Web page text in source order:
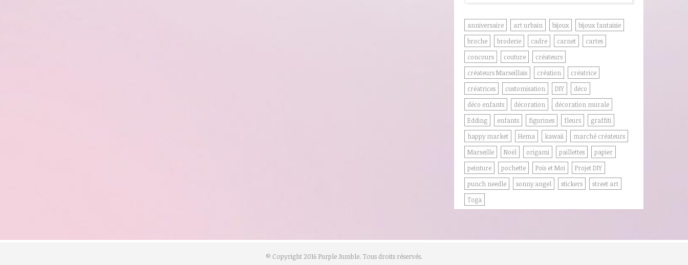
anniversaire art urbain bijoux
bijoux fantaisie
broche
broderie cadre carnet
cartes
concours
couture
créateurs
créateurs Marseillais
création
créatrice
créatrices
customisation DIY
déco
déco enfants
décoration
décoration murale
Edding
enfants figurines fleurs
graffiti
happy market
Hema kawaii
marché créateurs
Marseille
Noël origami paillettes
papier
peinture
pochette Pois et Moi
Projet DIY
punch needle
sonny angel stickers
street art
Toga
© Copyright 2016 Purple Jumble. Tous droits réservés.